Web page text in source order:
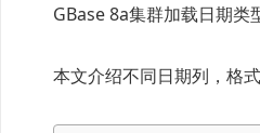
GBase 8a集群加载日期
本文介绍不同日期列，格